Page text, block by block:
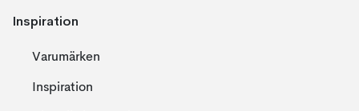
Inspiration
Varumärken
Inspiration